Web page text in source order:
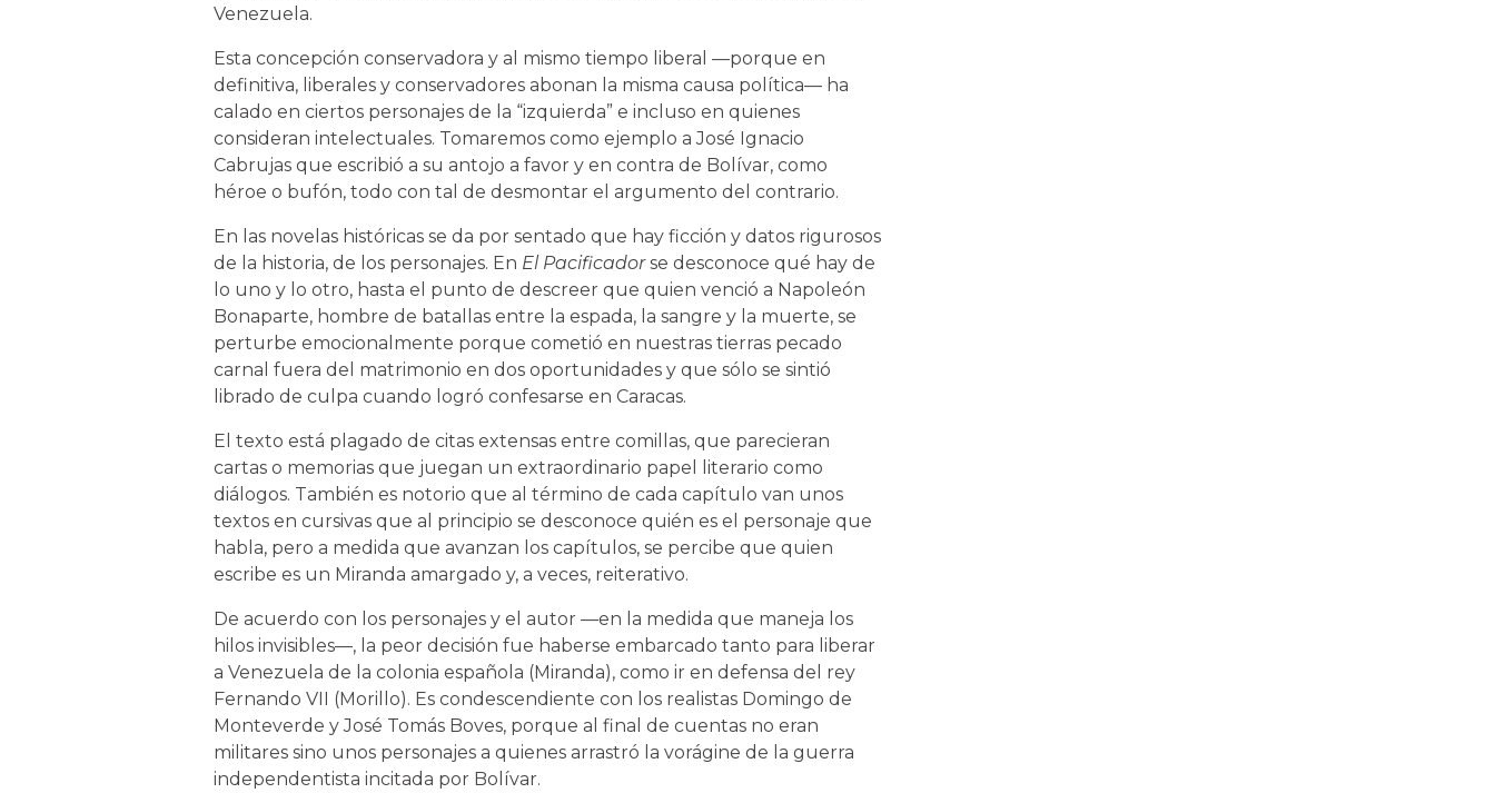
Venezuela.
Esta concepción conservadora y al mismo tiempo liberal —porque en
definitiva, liberales y conservadores abonan la misma causa política— ha
calado en ciertos personajes de la “izquierda” e incluso en quienes
consideran intelectuales. Tomaremos como ejemplo a José Ignacio
Cabrujas que escribió a su antojo a favor y en contra de Bolívar, como
héroe o bufón, todo con tal de desmontar el argumento del contrario.
En las novelas históricas se da por sentado que hay ficción y datos rigurosos
de la historia, de los personajes. En El Pacificadorse desconoce qué hay de
lo uno y lo otro, hasta el punto de descreer que quien venció a Napoleón
Bonaparte, hombre de batallas entre la espada, la sangre y la muerte, se
perturbe emocionalmente porque cometió en nuestras tierras pecado
carnal fuera del matrimonio en dos oportunidades y que sólo se sintió
librado de culpa cuando logró confesarse en Caracas.
El texto está plagado de citas extensas entre comillas, que parecieran
cartas o memorias que juegan un extraordinario papel literario como
diálogos. También es notorio que al término de cada capítulo van unos
textos en cursivas que al principio se desconoce quién es el personaje que
habla, pero a medida que avanzan los capítulos, se percibe que quien
escribe es un Miranda amargado y, a veces, reiterativo.
De acuerdo con los personajes y el autor —en la medida que maneja los
hilos invisibles—, la peor decisión fue haberse embarcado tanto para liberar
a Venezuela de la colonia española (Miranda), como ir en defensa del rey
Fernando VII (Morillo). Es condescendiente con los realistas Domingo de
Monteverde y José Tomás Boves, porque al final de cuentas no eran
militares sino unos personajes a quienes arrastró la vorágine de la guerra
independentista incitada por Bolívar.